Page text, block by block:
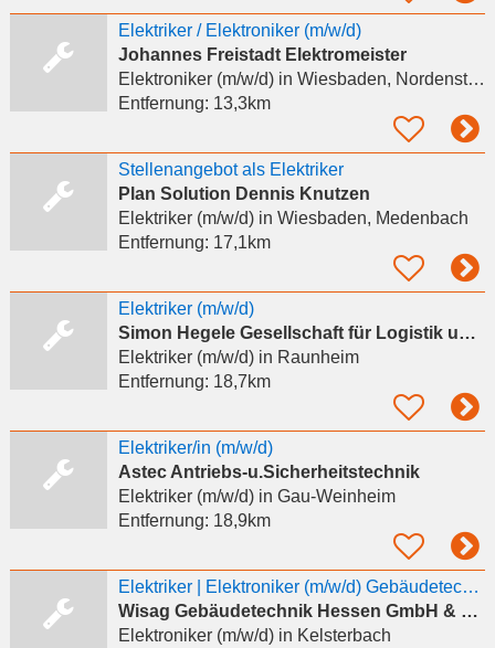
Elektriker / Elektroniker (m/w/d)
Johannes Freistadt Elektromeister
Elektroniker (m/w/d)in Wiesbaden, Nordenstadt
Entfernung: 13,3km
Stellenangebot als Elektriker
Plan Solution Dennis Knutzen
Elektriker (m/w/d)in Wiesbaden, Medenbach
Entfernung: 17,1km
Elektriker (m/w/d)
Simon Hegele Gesellschaft für Logistik und Service mbH
Elektriker (m/w/d)in Raunheim
Entfernung: 18,7km
Elektriker/in (m/w/d)
Astec Antriebs-u.Sicherheitstechnik
Elektriker (m/w/d)in Gau-Weinheim
Entfernung: 18,9km
Elektriker | Elektroniker (m/w/d) Gebäudetechnik
Wisag Gebäudetechnik Hessen GmbH & Co. KG
Elektroniker (m/w/d)in Kelsterbach